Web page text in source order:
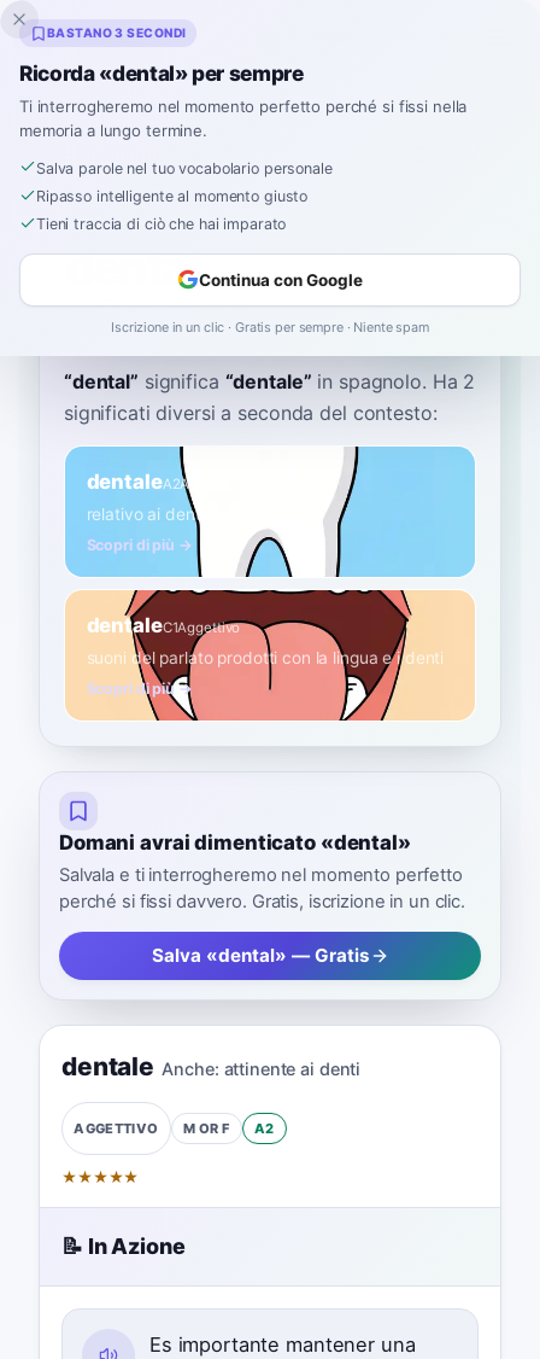
Inklingo
Home›Spagnolo›Dizionario›dental
dental
den-TAHL denˈtal
“dental” significa “dentale” in spagnolo. Ha 2
significati diversi a seconda del contesto:
dentaleA2Aggettivo
relativo ai denti
Scopri di più →
dentaleC1Aggettivo
suoni del parlato prodotti con la lingua e i denti
Scopri di più →
Domani avrai dimenticato «dental»
Salvala e ti interrogheremo nel momento perfetto
perché si fissi davvero. Gratis, iscrizione in un clic.
Salva «dental» — Gratis
dentale Anche: attinente ai denti
AGGETTIVO M OR F A2
★★★★★
📝 In Azione
Es importante mantener una
BASTANO 3 SECONDI
Ricorda «dental» per sempre
Ti interrogheremo nel momento perfetto perché si fissi nella
memoria a lungo termine.
Salva parole nel tuo vocabolario personale
Ripasso intelligente al momento giusto
Tieni traccia di ciò che hai imparato
Continua con Google
Iscrizione in un clic · Gratis per sempre · Niente spam